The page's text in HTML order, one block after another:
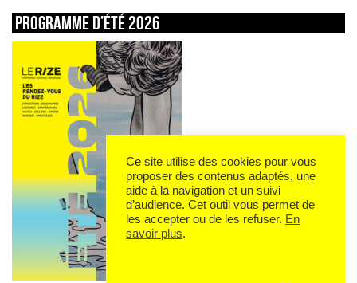
Programme d’été 2026
Ce site utilise des cookies pour vous
proposer des contenus adaptés, une
aide à la navigation et un suivi
d’audience. Cet outil vous permet de
les accepter ou de les refuser. En
savoir plus.